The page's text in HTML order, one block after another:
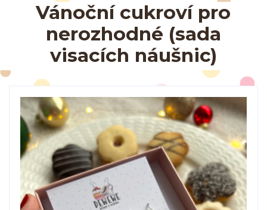
Vánoční cukroví pro
nerozhodné (sada
visacích náušnic)